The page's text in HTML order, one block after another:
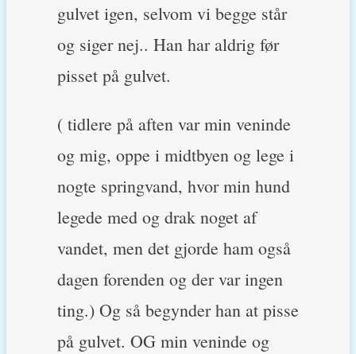
gulvet igen, selvom vi begge står
og siger nej.. Han har aldrig før
pisset på gulvet.
( tidlere på aften var min veninde
og mig, oppe i midtbyen og lege i
nogte springvand, hvor min hund
legede med og drak noget af
vandet, men det gjorde ham også
dagen forenden og der var ingen
ting.) Og så begynder han at pisse
på gulvet. OG min veninde og